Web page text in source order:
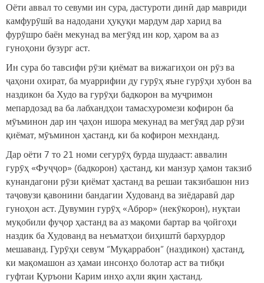
Оёти аввал то севуми ин сура, дастуроти динӣ дар мавриди
камфурӯшӣ ва надодани ҳуқуқи мардум дар харид ва
фурӯшро баён мекунад ва мегӯяд ин кор, ҳаром ва аз
гуноҳони бузург аст.
Ин сура бо тавсифи рӯзи қиёмат ва вижагиҳои он рӯз ва
ҷаҳони охират, ба муаррифии ду гурӯҳ яъне гурӯҳи хубон ва
наздикон ба Худо ва гурӯҳи бадкорон ва муҷримон
мепардозад ва ба лабхандҳои тамасхуромези кофирон ба
мӯъминон дар ин ҷаҳон ишора мекунад ва мегӯяд дар рӯзи
қиёмат, мӯъминон ҳастанд, ки ба кофирон мехнданд.
Дар оёти 7 то 21 номи сегурӯҳ бурда шудааст: аввалин
гурӯҳ «Фуҷҷор» (бадкорон) ҳастанд, ки манзур ҳамон такзиб
кунандагони рӯзи қиёмат ҳастанд ва решаи такзибашон низ
таҷовузи қавонини бандагии Худованд ва зиёдаравӣ дар
гуноҳон аст. Дувумин гурӯҳ «Аброр» (некӯкорон), нуқтаи
муқобили фуҷор ҳастанд ва аз мақоми бартар ва ҷойгоҳи
наздик ба Худованд ва неъматҳои биҳиштӣ бархурдор
мешаванд. Гурӯҳи севум “Муқаррабон” (наздикон) ҳастанд,
ки мақомашон аз ҳамаи инсонҳо болотар аст ва тибқи
гуфтаи Қуръони Карим инҳо аҳли яқин ҳастанд.